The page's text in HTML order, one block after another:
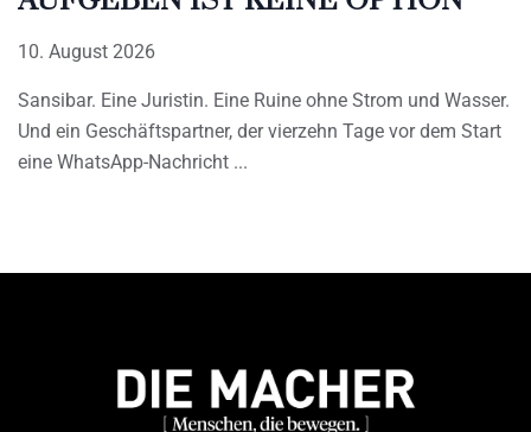
10. August 2026
Sansibar. Eine Juristin. Eine Ruine ohne Strom und Wasser.
Und ein Geschäftspartner, der vierzehn Tage vor dem Start
eine WhatsApp-Nachricht